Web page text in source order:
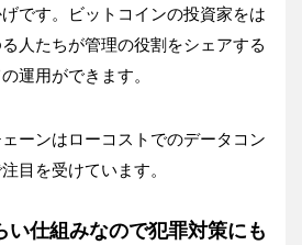
です。ビットコインの投資家をは
人たちが管理の役割をシェアする
運用ができます。
ーンはローコストでのデータコン
目を受けています。
い仕組みなので犯罪対策にも